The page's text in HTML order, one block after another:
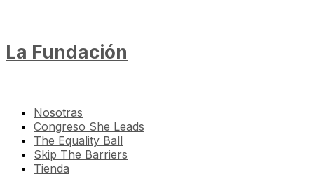
La Fundación
Nosotras
Congreso She Leads
The Equality Ball
Skip The Barriers
Tienda